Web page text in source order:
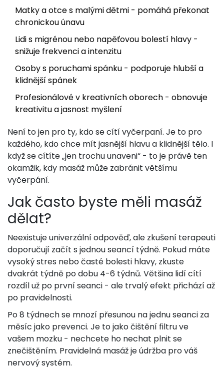
Matky a otce s malými dětmi - pomáhá překonat
chronickou únavu
Lidi s migrénou nebo napěťovou bolestí hlavy -
snižuje frekvenci a intenzitu
Osoby s poruchami spánku - podporuje hlubší a
klidnější spánek
Profesionálové v kreativních oborech - obnovuje
kreativitu a jasnost myšlení
Není to jen pro ty, kdo se cítí vyčerpaní. Je to pro
každého, kdo chce mít jasnější hlavu a klidnější tělo. I
když se cítíte „jen trochu unaveni“ - to je právě ten
okamžik, kdy masáž může zabránit většímu
vyčerpání.
Jak často byste měli masáž
dělat?
Neexistuje univerzální odpověď, ale zkušení terapeuti
doporučují začít s jednou seancí týdně. Pokud máte
vysoký stres nebo časté bolesti hlavy, zkuste
dvakrát týdně po dobu 4-6 týdnů. Většina lidí cítí
rozdíl už po první seanci - ale trvalý efekt přichází až
po pravidelnosti.
Po 8 týdnech se mnozí přesunou na jednu seanci za
měsíc jako prevenci. Je to jako čištění filtru ve
vašem mozku - nechcete ho nechat plnit se
znečištěním. Pravidelná masáž je údržba pro váš
nervový systém.